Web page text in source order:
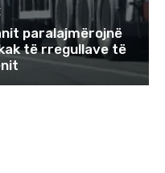
paralajmërojnë
të rregullave të